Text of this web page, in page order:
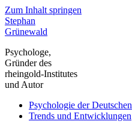
Zum Inhalt springen
Stephan
Grünewald
Psychologe,
Gründer des
rheingold-Institutes
und Autor
Psychologie der Deutschen
Trends und Entwicklungen